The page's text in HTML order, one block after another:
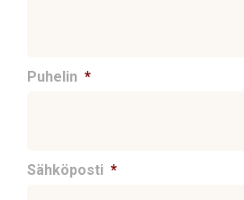
Puhelin *
Sähköposti *